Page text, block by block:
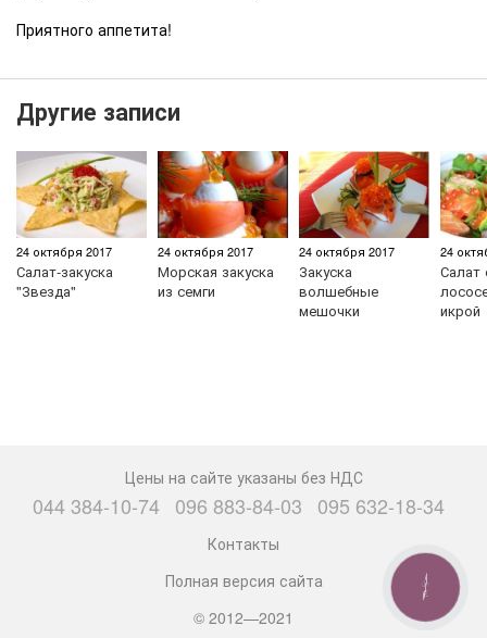
Приятного аппетита!
Другие записи
24 октября 2017
Салат-закуска
"Звезда"
24 октября 2017
Морская закуска
из семги
24 октября 2017
Закуска
волшебные
мешочки
24
Салат
икрой
Цены на сайте указаны без НДС
044 384-10-74 096 883-84-03 095 632-18-34
Контакты
Полная версия сайта
© 2012—2021
КНОПКА
СВЯЗИ